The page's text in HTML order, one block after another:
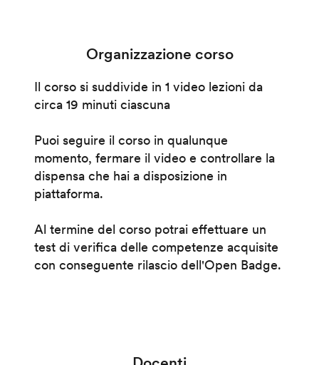
Organizzazione corso
Il corso si suddivide in 1 video lezioni da
circa 19 minuti ciascuna
Puoi seguire il corso in qualunque
momento, fermare il video e controllare la
dispensa che hai a disposizione in
piattaforma.
Al termine del corso potrai effettuare un
test di verifica delle competenze acquisite
con conseguente rilascio dell'Open Badge.